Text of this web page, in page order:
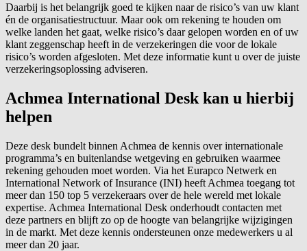
Daarbij is het belangrijk goed te kijken naar de risico’s van uw klant
én de organisatiestructuur. Maar ook om rekening te houden om
welke landen het gaat, welke risico’s daar gelopen worden en of uw
klant zeggenschap heeft in de verzekeringen die voor de lokale
risico’s worden afgesloten. Met deze informatie kunt u over de juiste
verzekeringsoplossing adviseren.
Achmea International Desk kan u hierbij
helpen
Deze desk bundelt binnen Achmea de kennis over internationale
programma’s en buitenlandse wetgeving en gebruiken waarmee
rekening gehouden moet worden. Via het Eurapco Netwerk en
International Network of Insurance (INI) heeft Achmea toegang tot
meer dan 150 top 5 verzekeraars over de hele wereld met lokale
expertise. Achmea International Desk onderhoudt contacten met
deze partners en blijft zo op de hoogte van belangrijke wijzigingen
in de markt. Met deze kennis ondersteunen onze medewerkers u al
meer dan 20 jaar.